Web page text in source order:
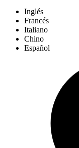
Inglés
Francés
Italiano
Chino
Español